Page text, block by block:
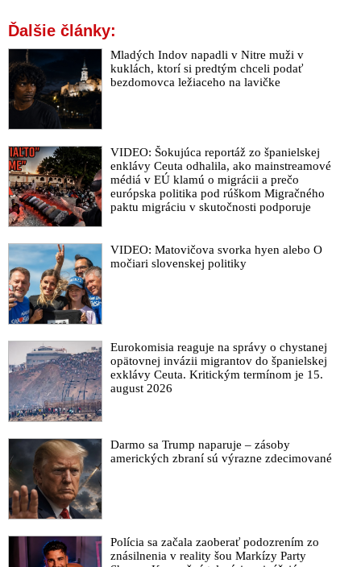
Ďalšie články:
Mladých Indov napadli v Nitre muži v
kuklách, ktorí si predtým chceli podať
bezdomovca ležiaceho na lavičke
VIDEO: Šokujúca reportáž zo španielskej
enklávy Ceuta odhalila, ako mainstreamové
médiá v EÚ klamú o migrácii a prečo
európska politika pod rúškom Migračného
paktu migráciu v skutočnosti podporuje
VIDEO: Matovičova svorka hyen alebo O
močiari slovenskej politiky
Eurokomisia reaguje na správy o chystanej
opätovnej invázii migrantov do španielskej
exklávy Ceuta. Kritickým termínom je 15.
august 2026
Darmo sa Trump naparuje – zásoby
amerických zbraní sú výrazne zdecimované
Polícia sa začala zaoberať podozrením zo
znásilnenia v reality šou Markízy Party